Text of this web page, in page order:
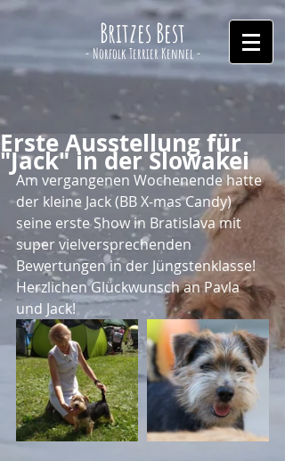
Britzes Best
- Norfolk Terrier Kennel -
Erste Ausstellung für
"Jack" in der Slowakei
Am vergangenen Wochenende hatte
der kleine Jack (BB X-mas Candy)
seine erste Show in Bratislava mit
super vielversprechenden
Bewertungen in der Jüngstenklasse!
Herzlichen Glückwunsch an Pavla
und Jack!